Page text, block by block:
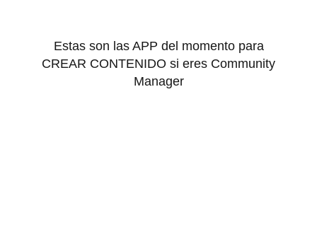
Estas son las APP del momento para
CREAR CONTENIDO si eres Community
Manager